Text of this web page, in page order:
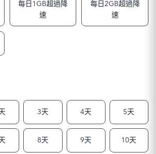
每日1GB超過降
速
每日2GB超過降
速
3天 4天 5天
8天 9天 10天